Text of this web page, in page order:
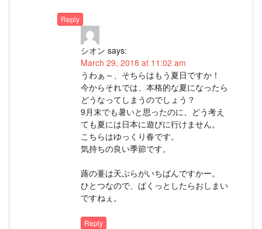
Reply
シオン says:
March 29, 2018 at 11:02 am
うわぁ～、そちらはもう夏日ですか！
今からそれでは、本格的な夏になったら
どうなってしまうのでしょう？
9月末でも暑いと思ったのに、どう考え
ても夏には日本に遊びに行けません。
こちらはゆっくり春です。
気持ちの良い季節です。
蕗の薹は天ぷらがいちばんですかー。
ひとつなので、ぱくっとしたらおしまい
ですねぇ。
Reply